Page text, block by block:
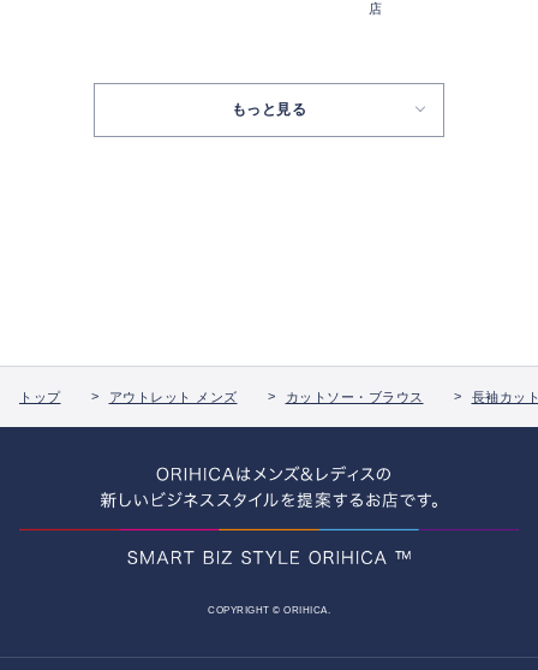
店
もっと見る
トップ アウトレット メンズ カットソー・ブラウス 長袖カッ
COPYRIGHT © ORIHICA.